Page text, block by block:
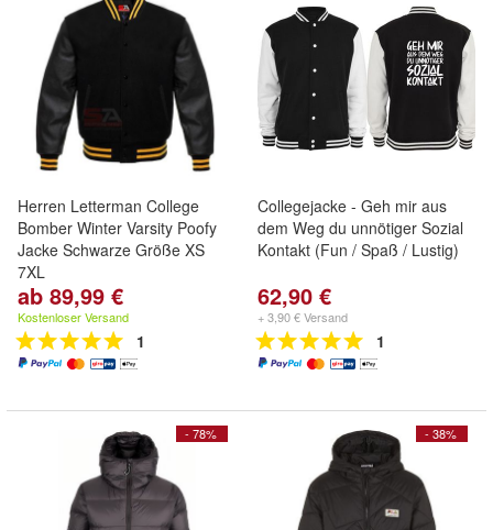
Herren Letterman College
Bomber Winter Varsity Poofy
Jacke Schwarze Größe XS
7XL
ab 89,99 €
Kostenloser Versand
1
Collegejacke - Geh mir aus
dem Weg du unnötiger Sozial
Kontakt (Fun / Spaß / Lustig)
62,90 €
+ 3,90 € Versand
1
- 78% - 38%